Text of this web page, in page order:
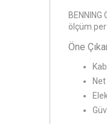
ölçüm
Öne